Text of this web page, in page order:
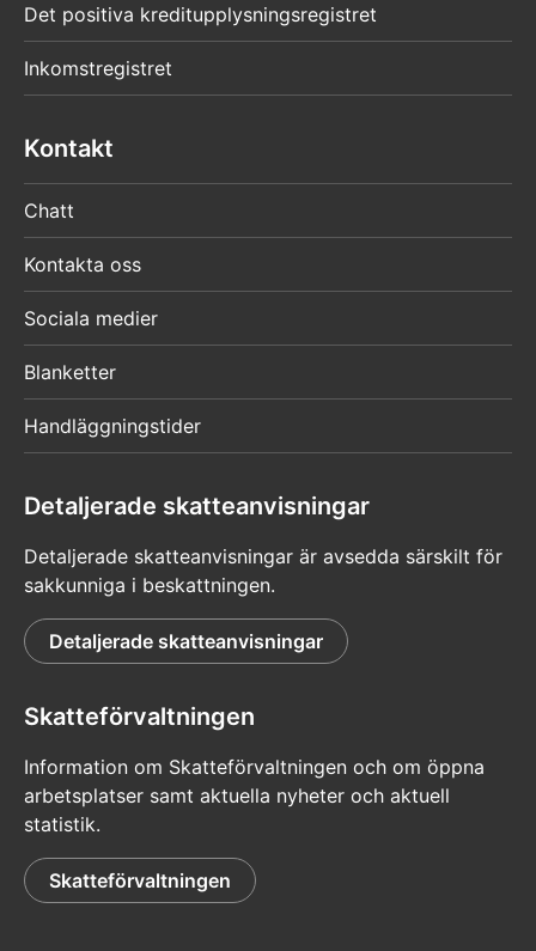
Det positiva kreditupplysningsregistret
Inkomstregistret
Kontakt
Chatt
Kontakta oss
Sociala medier
Blanketter
Handläggningstider
Detaljerade skatteanvisningar
Detaljerade skatteanvisningar är avsedda särskilt för
sakkunniga i beskattningen.
Detaljerade skatteanvisningar
Skatteförvaltningen
Information om Skatteförvaltningen och om öppna
arbetsplatser samt aktuella nyheter och aktuell
statistik.
Skatteförvaltningen